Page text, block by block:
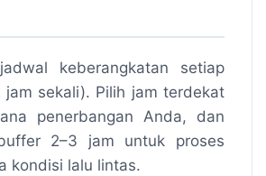
keberangkatan setiap
jam sekali). Pilih jam terdekat
penerbangan Anda, dan
2–3 jam untuk proses
kondisi lalu lintas.